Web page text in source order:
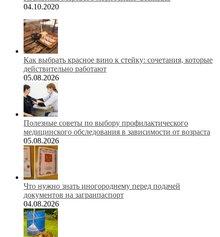
04.10.2020
Как выбрать красное вино к стейку: сочетания, которые
действительно работают
05.08.2026
Полезные советы по выбору профилактического
медицинского обследования в зависимости от возраста
05.08.2026
Что нужно знать иногороднему перед подачей
документов на загранпаспорт
04.08.2026